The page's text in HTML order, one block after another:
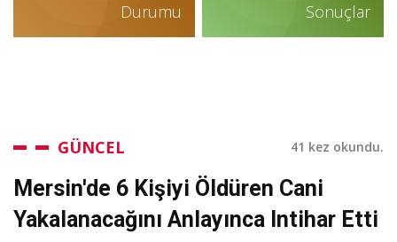
Durumu
Sonuçlar
GÜNCEL 41 kez okundu.
Mersin'de 6 Kişiyi Öldüren Cani
Yakalanacağını Anlayınca Intihar Etti